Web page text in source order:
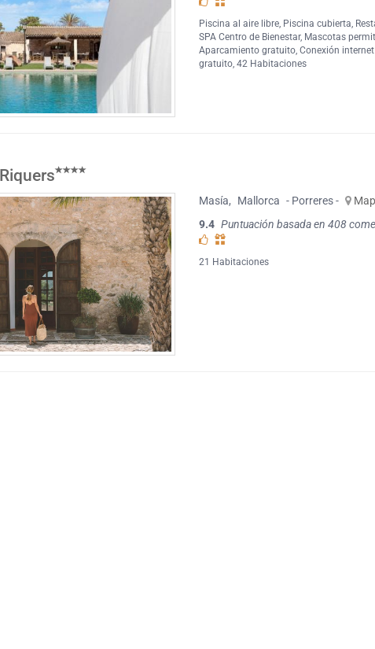
Piscina al aire libre, Piscina cubierta,
SPA Centro de Bienestar, Mascotas
Aparcamiento gratuito,Conexión internet
gratuito, 42 Habitaciones
Masía, Mallorca - Porreres -
9.4 Puntuación basada en 408
21 Habitaciones